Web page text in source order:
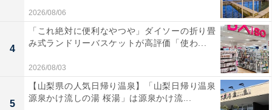
内側にもかわいらしいイラストデザイン
内側にもコミックの一場面のようなイラストがあしらわ
2026/08/06
4
「これ絶対に便利なやつや」ダイソーの折り畳
み式ランドリーバスケットが高評価「使わ...
2026/08/03
5
【山梨県の人気日帰り温泉】「山梨日帰り温泉
源泉かけ流しの湯 桜湯」は源泉かけ流...